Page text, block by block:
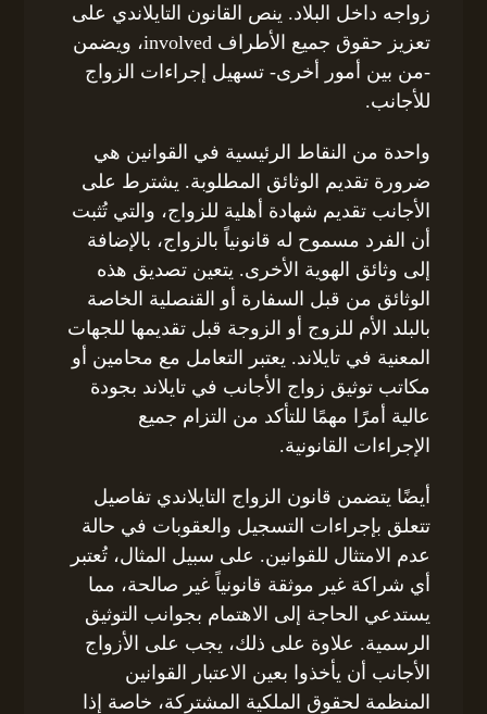
زواجه داخل البلاد. ينص القانون التايلاندي على
تعزيز حقوق جميع الأطراف involved، ويضمن
-من بين أمور أخرى- تسهيل إجراءات الزواج
للأجانب.
واحدة من النقاط الرئيسية في القوانين هي
ضرورة تقديم الوثائق المطلوبة. يشترط على
الأجانب تقديم شهادة أهلية للزواج، والتي تُثبت
أن الفرد مسموح له قانونياً بالزواج، بالإضافة
إلى وثائق الهوية الأخرى. يتعين تصديق هذه
الوثائق من قبل السفارة أو القنصلية الخاصة
بالبلد الأم للزوج أو الزوجة قبل تقديمها للجهات
المعنية في تايلاند. يعتبر التعامل مع محامين أو
مكاتب توثيق زواج الأجانب في تايلاند بجودة
عالية أمرًا مهمًا للتأكد من التزام جميع
الإجراءات القانونية.
أيضًا يتضمن قانون الزواج التايلاندي تفاصيل
تتعلق بإجراءات التسجيل والعقوبات في حالة
عدم الامتثال للقوانين. على سبيل المثال، تُعتبر
أي شراكة غير موثقة قانونياً غير صالحة، مما
يستدعي الحاجة إلى الاهتمام بجوانب التوثيق
الرسمية. علاوة على ذلك، يجب على الأزواج
الأجانب أن يأخذوا بعين الاعتبار القوانين
المنظمة لحقوق الملكية المشتركة، خاصة إذا